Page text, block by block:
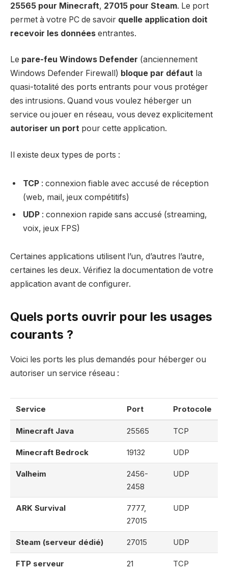
25565 pour Minecraft, 27015 pour Steam. Le port
permet à votre PC de savoir quelle application doit
recevoir les données entrantes.
Le pare-feu Windows Defender (anciennement
Windows Defender Firewall) bloque par défaut la
quasi-totalité des ports entrants pour vous protéger
des intrusions. Quand vous voulez héberger un
service ou jouer en réseau, vous devez explicitement
autoriser un port pour cette application.
Il existe deux types de ports :
TCP : connexion fiable avec accusé de réception
(web, mail, jeux compétitifs)
UDP : connexion rapide sans accusé (streaming,
voix, jeux FPS)
Certaines applications utilisent l’un, d’autres l’autre,
certaines les deux. Vérifiez la documentation de votre
application avant de configurer.
Quels ports ouvrir pour les usages
courants ?
Voici les ports les plus demandés pour héberger ou
autoriser un service réseau :
Service Port Protocole
Minecraft Java 25565 TCP
Minecraft Bedrock 19132 UDP
Valheim
2456-
2458
UDP
ARK Survival
7777,
27015
UDP
Steam (serveur dédié) 27015 UDP
FTP serveur 21 TCP